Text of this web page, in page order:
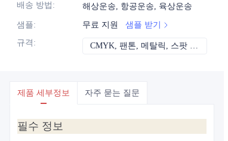
배송 방법 : 해상운송, 항공운송, 육상운송
샘플: 무료 지원
샘플 받기
규격 : CMYK, 팬톤, 메탈릭, 스팟 컬러 등
제품 세부정보 자주 묻는 질문
필수 정보